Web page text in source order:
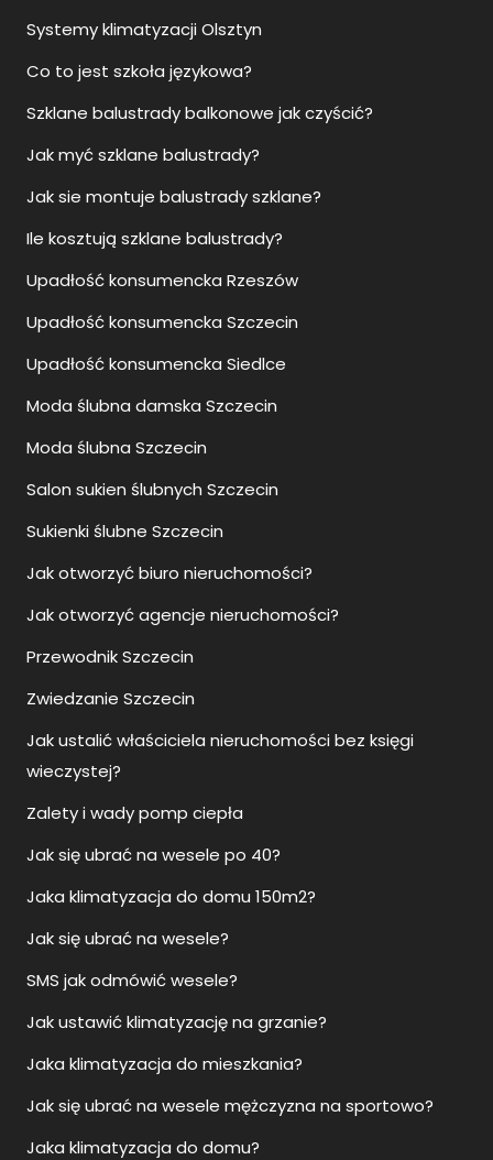
Systemy klimatyzacji Olsztyn
Co to jest szkoła językowa?
Szklane balustrady balkonowe jak czyścić?
Jak myć szklane balustrady?
Jak sie montuje balustrady szklane?
Ile kosztują szklane balustrady?
Upadłość konsumencka Rzeszów
Upadłość konsumencka Szczecin
Upadłość konsumencka Siedlce
Moda ślubna damska Szczecin
Moda ślubna Szczecin
Salon sukien ślubnych Szczecin
Sukienki ślubne Szczecin
Jak otworzyć biuro nieruchomości?
Jak otworzyć agencje nieruchomości?
Przewodnik Szczecin
Zwiedzanie Szczecin
Jak ustalić właściciela nieruchomości bez księgi
wieczystej?
Zalety i wady pomp ciepła
Jak się ubrać na wesele po 40?
Jaka klimatyzacja do domu 150m2?
Jak się ubrać na wesele?
SMS jak odmówić wesele?
Jak ustawić klimatyzację na grzanie?
Jaka klimatyzacja do mieszkania?
Jak się ubrać na wesele mężczyzna na sportowo?
Jaka klimatyzacja do domu?